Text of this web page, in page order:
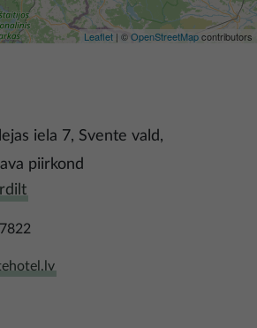
Leaflet | ©OpenStreetMapcontributors
iela 7, Svente vald,
piirkond